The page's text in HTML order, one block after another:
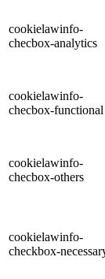
cookielawinfo-
checbox-analytics
cookielawinfo-
checbox-functional
cookielawinfo-
checbox-others
cookielawinfo-
checkbox-